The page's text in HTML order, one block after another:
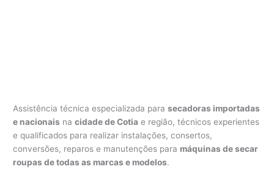
Assistência técnica especializada parasecadoras importadas
e nacionais nacidade de Cotia e região, técnicos experientes
e qualificados para realizar instalações, consertos,
conversões, reparos e manutenções para máquinas de secar
roupas de todas as marcas e modelos.